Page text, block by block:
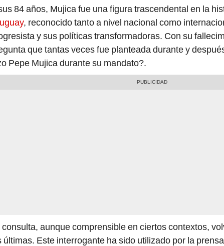
84 años, Mujica fue una figura trascendental en la
, reconocido tanto a nivel nacional como
y sus políticas transformadoras. Con su
que tantas veces fue planteada durante y
Pepe Mujica durante su mandato?.
consulta, aunque comprensible en ciertos contextos,
últimas. Este interrogante ha sido utilizado por la